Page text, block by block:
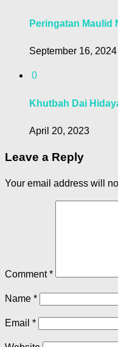
Peringatan Maulid
September 16, 2024
0
Khutbah Dai
April 20, 2023
Leave a Reply
Your email address will
Comment*
Name *
Email *